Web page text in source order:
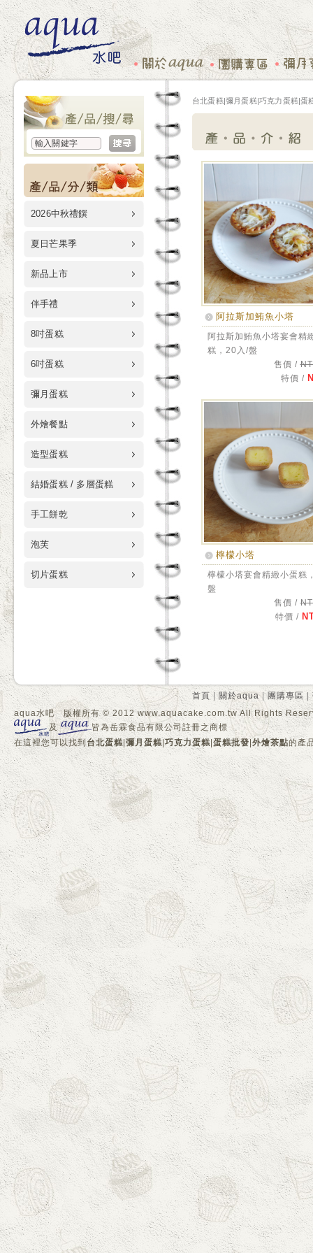
2026中秋禮饌
夏日芒果季
新品上市
伴手禮
8吋蛋糕
6吋蛋糕
彌月蛋糕
外燴餐點
造型蛋糕
結婚蛋糕 / 多層蛋糕
手工餅乾
泡芙
切片蛋糕
台北蛋糕|彌月蛋糕|巧克力蛋糕|蛋
阿拉斯加鮪魚小塔
阿拉斯加鮪魚小塔宴會精
糕，20入/盤
售價 /
特價 /
檸檬小塔
檸檬小塔宴會精緻小蛋糕
盤
售價 /
特價 /
首頁| 關於aqua| 團購專區 |
aqua水吧 版權所有 © 2012 www.aquacake.com.tw All Rights
及
皆為岳霖食品有限公司註冊之商標
在這裡您可以找到 台北蛋糕| 彌月蛋糕 巧克力蛋糕 蛋糕批發 外燴茶點的產